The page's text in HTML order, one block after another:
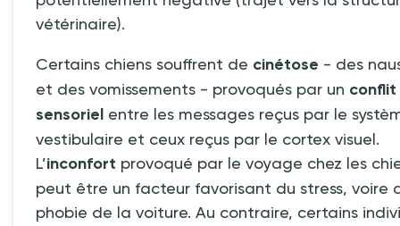
vétérinaire).
Certains chiens souffrent de cinétose - des
et des vomissements - provoqués par un conflit
sensoriel entre les messages reçus par le
vestibulaire et ceux reçus par le cortex visuel.
L’inconfort provoqué par le voyage chez les
peut être un facteur favorisant du stress, voire
phobie de la voiture. Au contraire, certains